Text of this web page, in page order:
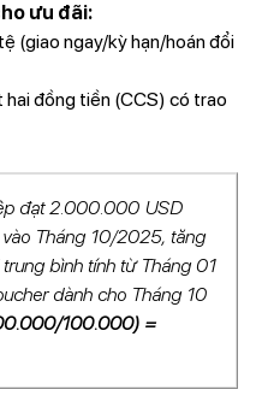
ưu đãi:
(giao ngay/kỳ hạn/hoán đổi
hai đồng tiền (CCS) có trao
đạt 2.000.000 USD
Tháng 10/2025, tăng
bình tính từ Tháng 01
dành cho Tháng 10
100.000) =